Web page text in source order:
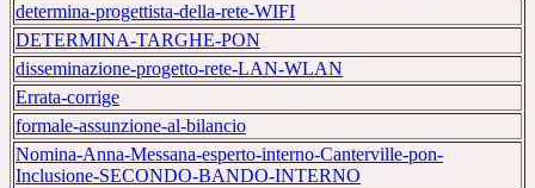
determina-progettista-della-rete-WIFI
DETERMINA-TARGHE-PON
disseminazione-progetto-rete-LAN-WLAN
Errata-corrige
formale-assunzione-al-bilancio
Nomina-Anna-Messana-esperto-interno-Canterville-pon-
Inclusione-SECONDO-BANDO-INTERNO